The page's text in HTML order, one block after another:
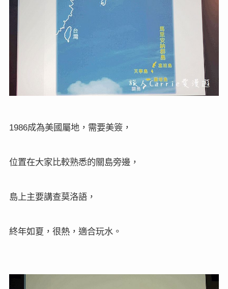
1986成為美國屬地，需要美簽，
位置在大家比較熟悉的關島旁邊，
島上主要講查莫洛語，
終年如夏，很熱，適合玩水。